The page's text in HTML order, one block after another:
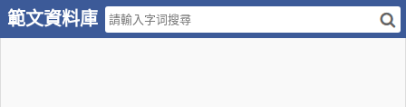
範文資料庫